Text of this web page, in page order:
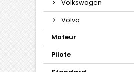
Volkswagen
Volvo
Moteur
Pilote